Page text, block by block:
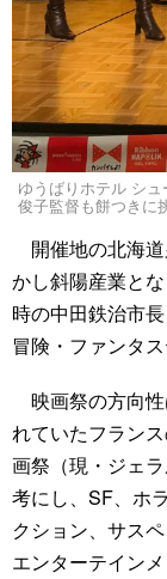
ゆうばりホテル シ
俊子監督も餅つきに
開催地の北海
かし斜陽産業と
時の中田鉄治市
冒険・ファンタ
映画祭の方向
れていたフラン
画祭（現・ジェ
考にし、SF、ホ
クション、サス
エンターテイン